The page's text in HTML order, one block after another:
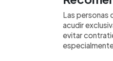
Las personas
acudir
evitar